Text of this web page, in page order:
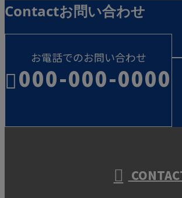
Contactお問い合わせ
お電話でのお問い合わせ
000-000-0000